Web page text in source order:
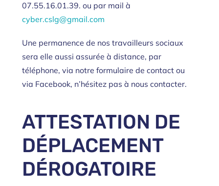
07.55.16.01.39. ou par mail à
cyber.cslg@gmail.com
Une permanence de nos travailleurs sociaux
sera elle aussi assurée à distance, par
téléphone, via notre formulaire de contact ou
via Facebook, n’hésitez pas à nous contacter.
ATTESTATION DE
DÉPLACEMENT
DÉROGATOIRE